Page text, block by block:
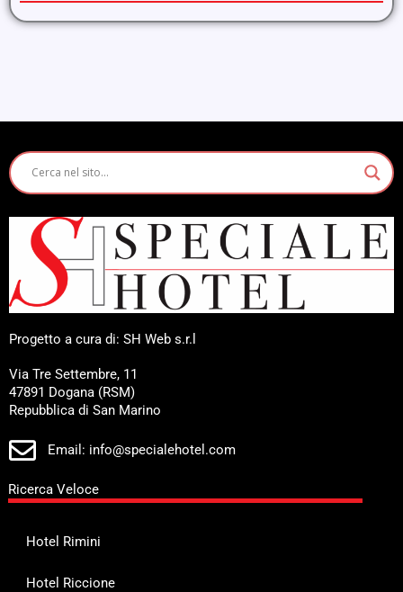
Progetto a cura di: SH Web s.r.l
Via Tre Settembre, 11
47891 Dogana (RSM)
Repubblica di San Marino
Email: info@specialehotel.com
Ricerca Veloce
Hotel Rimini
Hotel Riccione